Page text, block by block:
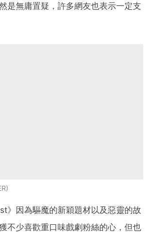
是無庸置疑，許多網友也表示一定支
》因為驅魔的新穎題材以及惡靈的故
不少喜歡重口味戲劇粉絲的心，但也